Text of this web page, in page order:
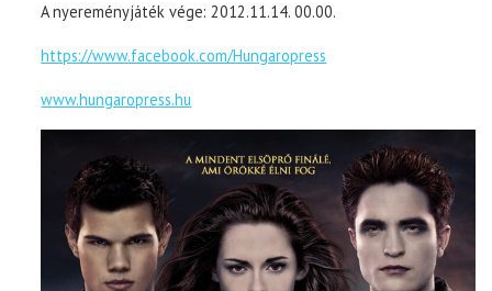
A nyereményjáték vége: 2012.11.14. 00.00.
https://www.facebook.com/Hungaropress
www.hungaropress.hu